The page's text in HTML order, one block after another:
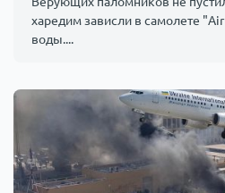
харедим зависли в самолете
воды....